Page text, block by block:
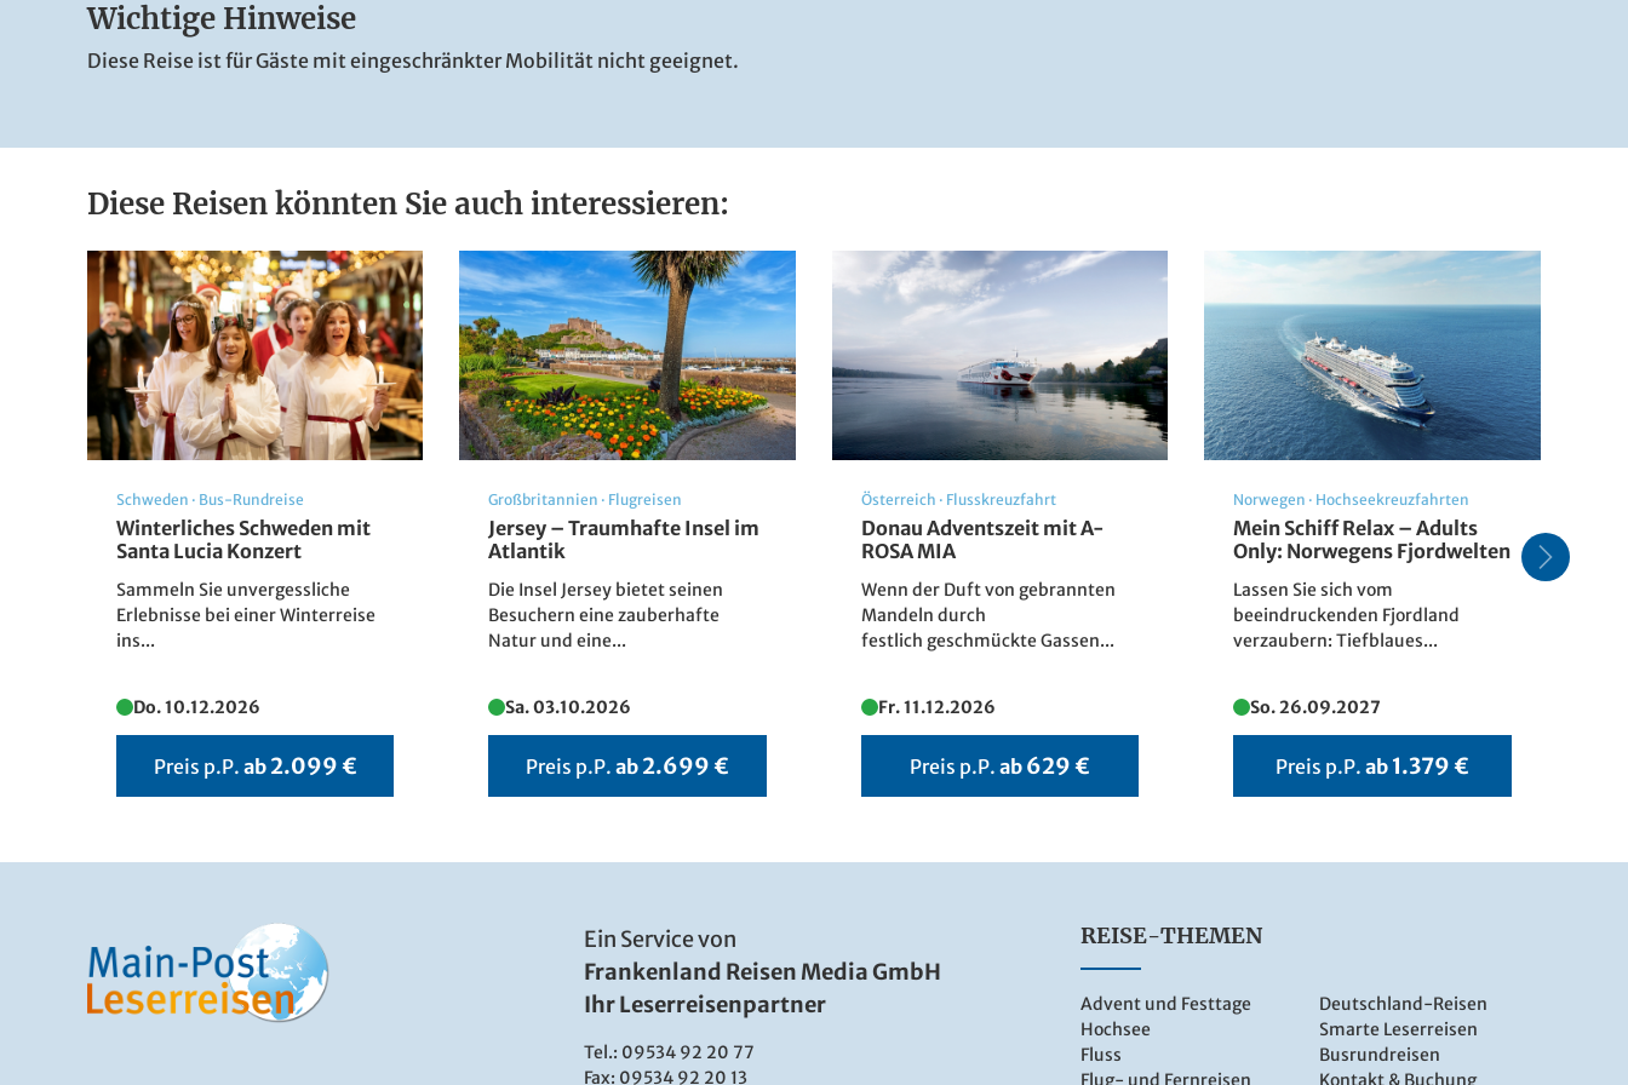
Wichtige Hinweise
Diese Reise ist für Gäste mit eingeschränkter Mobilität nicht geeignet.
Diese Reisen könnten Sie auch interessieren:
Schweden · Bus-Rundreise
Winterliches Schweden mit
Santa Lucia Konzert
Sammeln Sie unvergessliche
Erlebnisse bei einer Winterreise
ins...
Do. 10.12.2026
Preis p.P. ab 2.099 €
Großbritannien · Flugreisen
Jersey – Traumhafte Insel im
Atlantik
Die Insel Jersey bietet seinen
Besuchern eine zauberhafte
Natur und eine...
Sa. 03.10.2026
Preis p.P. ab 2.699 €
Österreich · Flusskreuzfahrt
Donau Adventszeit mit A-
ROSA MIA
Wenn der Duft von gebrannten
Mandeln durch
festlich geschmückte Gassen...
Fr. 11.12.2026
Preis p.P. ab 629 €
Norwegen · Hochseekreuzfahrten
Mein Schiff Relax – Adults
Only: Norwegens Fjordwelten
Lassen Sie sich vom
beeindruckenden Fjordland
verzaubern: Tiefblaues...
So. 26.09.2027
Preis p.P. ab 1.379 €
Ein Service von
Frankenland Reisen Media GmbH
Ihr Leserreisenpartner
Tel.: 09534 92 20 77
Fax: 09534 92 20 13
REISE-THEMEN
Advent und Festtage
Hochsee
Fluss
Flug- und Fernreisen
Deutschland-Reisen
Smarte Leserreisen
Busrundreisen
Kontakt & Buchung